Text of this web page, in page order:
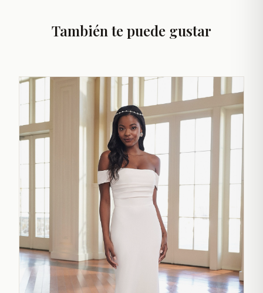
También te puede gustar